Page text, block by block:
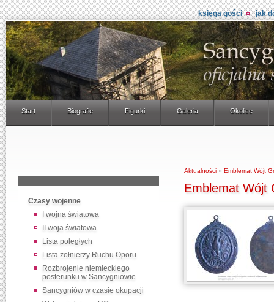
księga gości jak
Start Biografie Figurki Galeria Okolice
Czasy wojenne
I wojna światowa
II woja światowa
Lista poległych
Lista żołnierzy Ruchu Oporu
Rozbrojenie niemieckiego
posterunku w Sancygniowie
Sancygniów w czasie okupacji
Emblemat Wójt
Aktualności» Emblemat Wójt